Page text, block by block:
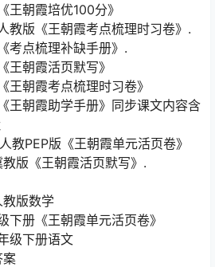
王朝霞培优100分》
教版《王朝霞考点梳理时习卷》.
考点梳理补缺手册》.
王朝霞活页默写》
朝霞考点梳理时习卷》
王朝霞助学手册》同步课文内容含
教PEP版《王朝霞单元活页卷》
版《王朝霞活页默写》.
版数学
册《王朝霞单元活页卷》
级下册语文
案